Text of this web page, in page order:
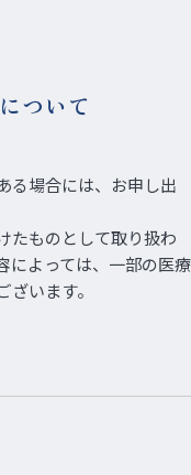
ついて
る場合には、お申し出
たものとして取り扱わ
によっては、一部の医療
います。